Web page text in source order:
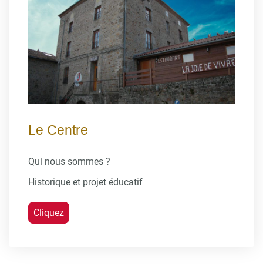
Le Centre
Qui nous sommes ?
Historique et projet éducatif
Cliquez